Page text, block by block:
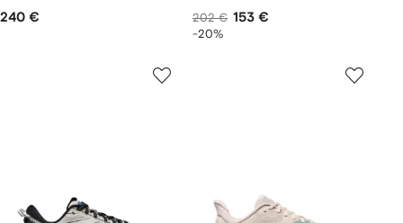
240 € 202 € 153 €
-20%